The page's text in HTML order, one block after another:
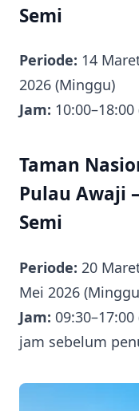
Semi
Periode: 14
2026 (Minggu)
Jam:
Taman
Pulau Awaji
Semi
Periode: 20
Mei 2026
Jam:
jam sebelum